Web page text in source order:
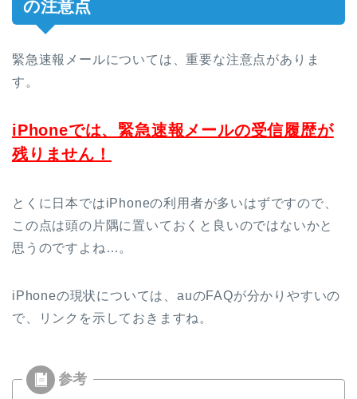
の注意点
緊急速報メールについては、重要な注意点がありま
す。
iPhoneでは、緊急速報メールの受信履歴が
残りません！
とくに日本ではiPhoneの利用者が多いはずですので、
この点は頭の片隅に置いておくと良いのではないかと
思うのですよね…。
iPhoneの現状については、auのFAQが分かりやすいの
で、リンクを示しておきますね。